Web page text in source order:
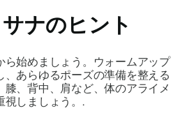
ナのヒント
ら始めましょう。ウォームアップ
、あらゆるポーズの準備を整える
、背中、肩など、体のアライメ
視しましょう。.